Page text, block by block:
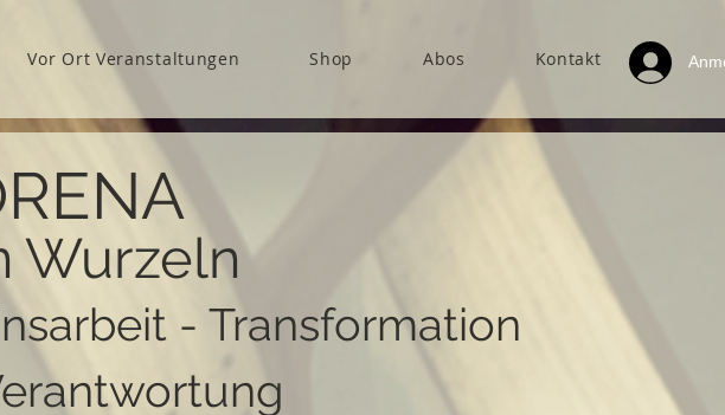
Vor Ort Veranstaltungen Shop Abos Kontakt
Wurzeln
- Transformation